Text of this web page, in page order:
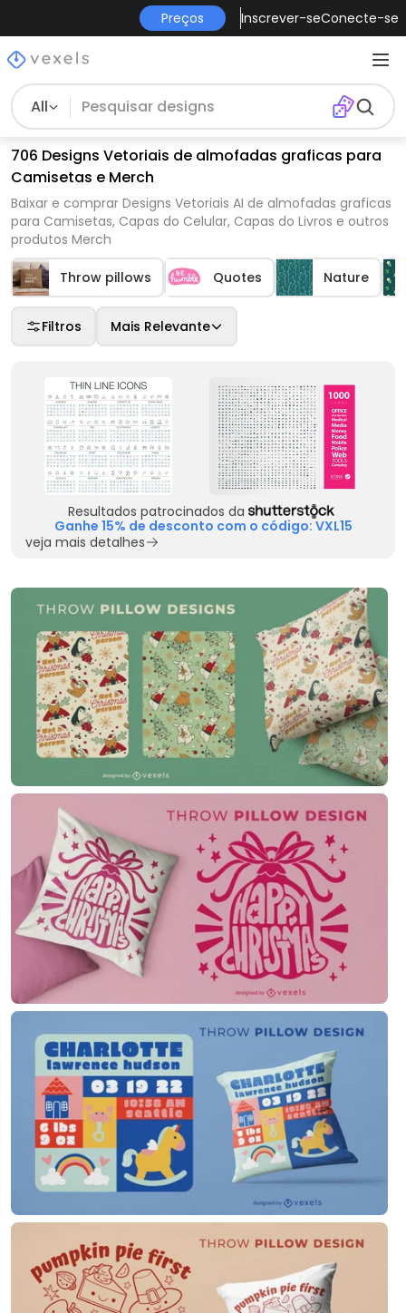
Preços Inscrever-seConecte-se
All
706 Designs Vetoriais de almofadas graficas para
Camisetas e Merch
Baixar e comprar Designs Vetoriais AI de almofadas graficas
para Camisetas, Capas do Celular, Capas do Livros e outros
produtos Merch
Throw pillows Quotes Nature
Filtros Mais Relevante
Resultados patrocinados da
Ganhe 15% de desconto com o código: VXL15
veja mais detalhes